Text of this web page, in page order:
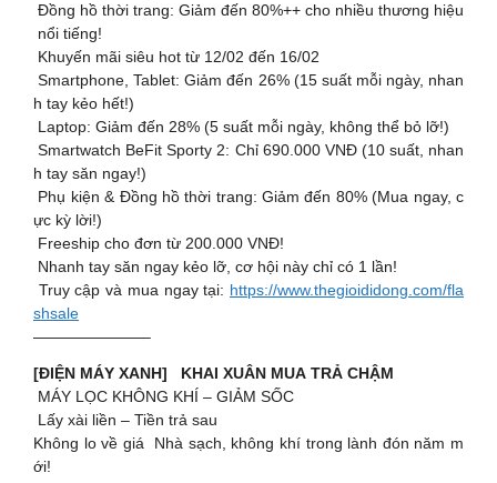
️ Đồng hồ thời trang: Giảm đến 80%++ cho nhiều thương hiệu
nổi tiếng!
Khuyến mãi siêu hot từ 12/02 đến 16/02
Smartphone, Tablet: Giảm đến 26% (15 suất mỗi ngày, nhan
h tay kẻo hết!)
Laptop: Giảm đến 28% (5 suất mỗi ngày, không thể bỏ lỡ!)
Smartwatch BeFit Sporty 2: Chỉ 690.000 VNĐ (10 suất, nhan
h tay săn ngay!)
Phụ kiện & Đồng hồ thời trang: Giảm đến 80% (Mua ngay, c
ực kỳ lời!)
Freeship cho đơn từ 200.000 VNĐ!
Nhanh tay săn ngay kẻo lỡ, cơ hội này chỉ có 1 lần!
Truy cập và mua ngay tại: https://www.thegioididong.com/fla
shsale
———————–
[ĐIỆN MÁY XANH] KHAI XUÂN MUA TRẢ CHẬM
MÁY LỌC KHÔNG KHÍ – GIẢM SỐC
Lấy xài liền – Tiền trả sau
Không lo về giá Nhà sạch, không khí trong lành đón năm m
ới!